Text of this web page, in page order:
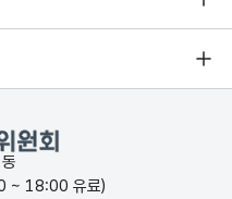
~ 18:00 유료)